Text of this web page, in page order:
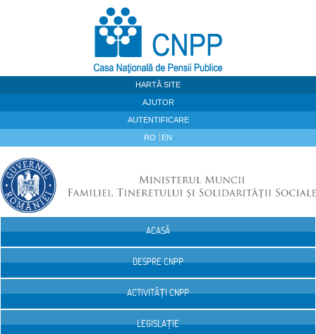
HARTĂ SITE
AJUTOR
AUTENTIFICARE
RO EN
ACASĂ
DESPRE CNPP
ACTIVITĂȚI CNPP
LEGISLAȚIE